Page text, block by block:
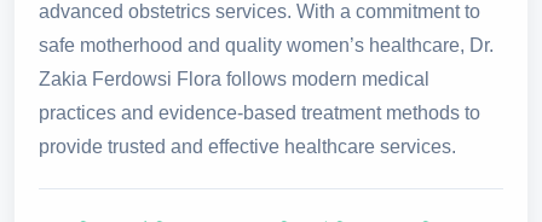
advanced obstetrics services. With a commitment to
safe motherhood and quality women’s healthcare, Dr.
Zakia Ferdowsi Flora follows modern medical
practices and evidence-based treatment methods to
provide trusted and effective healthcare services.